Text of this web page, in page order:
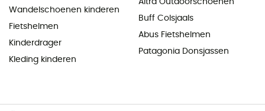
Wandelschoenen kinderen
Fietshelmen
Kinderdrager
Kleding kinderen
Altra Outdoorschoenen
Buff Colsjaals
Abus Fietshelmen
Patagonia Donsjassen